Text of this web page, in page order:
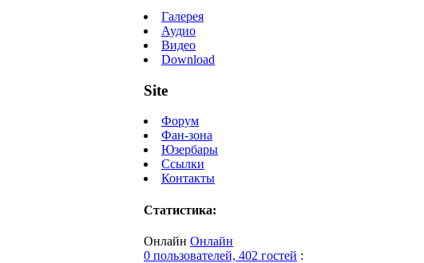
Галерея
Аудио
Видео
Download
Site
Форум
Фан-зона
Юзербары
Ссылки
Контакты
Статистика:
Онлайн Онлайн
0 пользователей, 402 гостей :